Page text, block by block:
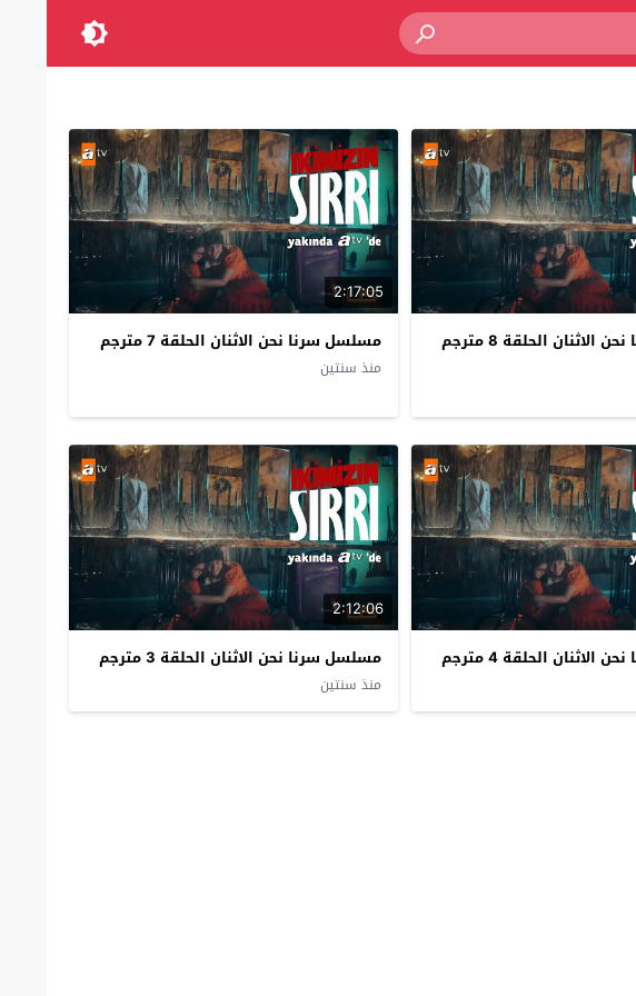
الحلقة 8 مترجم
2:17:05
مسلسل سرنا نحن الاثنان الحلقة 7 مترجم
منذ سنتين
الحلقة 4 مترجم
2:12:06
مسلسل سرنا نحن الاثنان الحلقة 3 مترجم
منذ سنتين